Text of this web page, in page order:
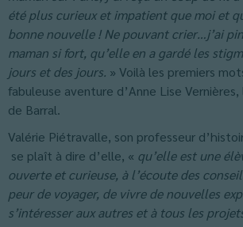
été plus curieux et impatient que moi et
bonne nouvelle ! Ne pouvant crier…j’ai
maman si fort, qu’elle en a gardé les
jours et des jours. » Voilà les premiers
fabuleuse aventure d’Anne Lise
de Barral.
Valérie Piétravalle, son professeur
se plaît à dire d’elle, « qu’elle est une
ouverte et curieuse, à l’écoute des
peur de voyager, de vivre de nouvelles
s’intéresser aux autres et à tous les